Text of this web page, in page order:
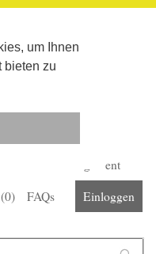
um Ihnen
bieten zu
Corona-Management
0) FAQs Einloggen